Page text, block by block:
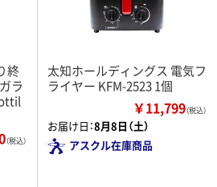
終
ラ
（税込）
太知ホールディングス 電気フ
ライヤー KFM-2523 1個
￥11,799（税込）
お届け日：8月8日（土）
アスクル在庫商品